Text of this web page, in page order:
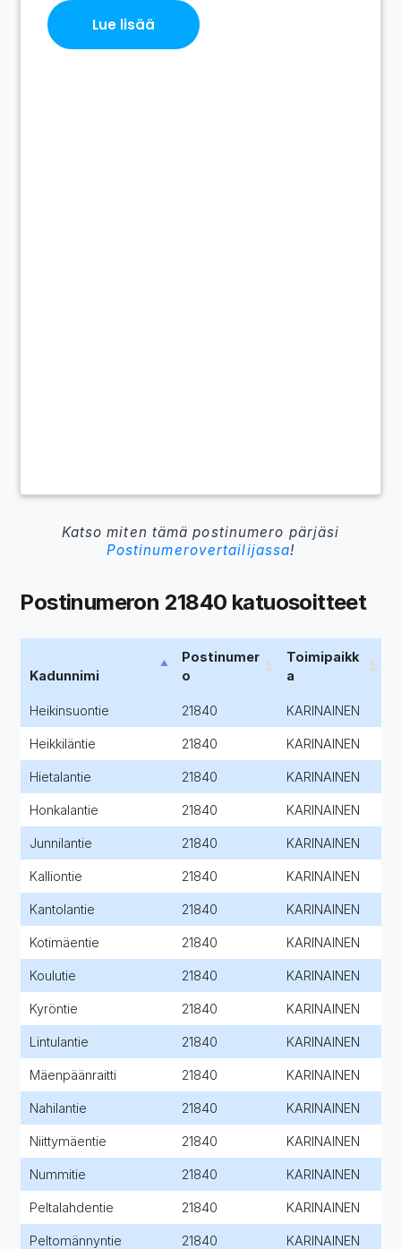
Katso miten tämä postinumero pärjäsi
Postinumerovertailijassa!
Postinumeron 21840 katuosoitteet
Kadunnimi
Postinumer
o
Toimipaikk
a
Heikinsuontie 21840 KARINAINEN
Heikkiläntie 21840 KARINAINEN
Hietalantie 21840 KARINAINEN
Honkalantie 21840 KARINAINEN
Junnilantie 21840 KARINAINEN
Kalliontie 21840 KARINAINEN
Kantolantie 21840 KARINAINEN
Kotimäentie 21840 KARINAINEN
Koulutie 21840 KARINAINEN
Kyröntie 21840 KARINAINEN
Lintulantie 21840 KARINAINEN
Mäenpäänraitti 21840 KARINAINEN
Nahilantie 21840 KARINAINEN
Niittymäentie 21840 KARINAINEN
Nummitie 21840 KARINAINEN
Peltalahdentie 21840 KARINAINEN
Peltomännyntie 21840 KARINAINEN